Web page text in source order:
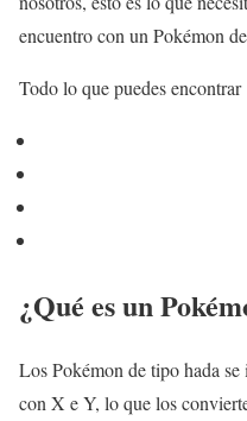
encuentro con un Pokémon
Todo lo que puedes encontrar
¿Qué es un
Los Pokémon de tipo hada
con X e Y, lo que los